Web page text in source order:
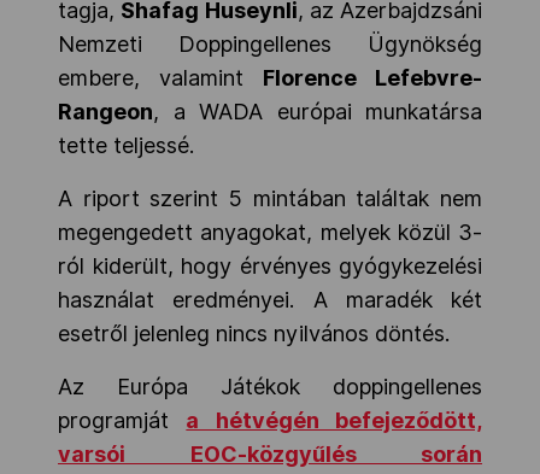
tagja, Shafag Huseynli, az Azerbajdzsáni
Nemzeti Doppingellenes Ügynökség
embere, valamint Florence Lefebvre-
Rangeon, a WADA európai munkatársa
tette teljessé.
A riport szerint 5 mintában találtak nem
megengedett anyagokat, melyek közül 3-
ról kiderült, hogy érvényes gyógykezelési
használat eredményei. A maradék két
esetről jelenleg nincs nyilvános döntés.
Az Európa Játékok doppingellenes
programját a hétvégén befejeződött,
varsói EOC-közgyűlés során